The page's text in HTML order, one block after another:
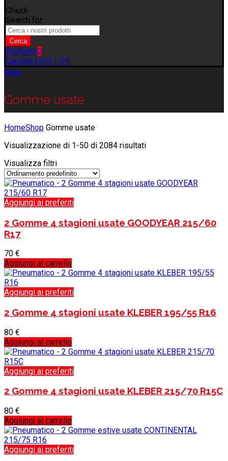
Chiudi
Search for:
Cerca
Preferiti 0
Carrello (o) 0 / 0 €
Back
Gomme usate
HomeShop Gomme usate
Visualizzazione di 1-50 di 2084 risultati
Visualizza filtri
Aggiungi ai preferiti
2 Gomme 4 stagioni usate GOODYEAR 215/60
R17
70 €
Aggiungi al carrello
Aggiungi ai preferiti
2 Gomme 4 stagioni usate KLEBER 195/55 R16
80 €
Aggiungi al carrello
Aggiungi ai preferiti
2 Gomme 4 stagioni usate KLEBER 215/70 R15C
80 €
Aggiungi al carrello
Aggiungi ai preferiti